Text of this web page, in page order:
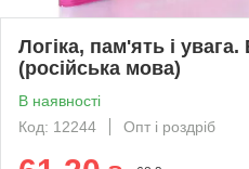
Логіка, пам'ять і
(російська мова)
В наявності
Код: 12244
Опт і роздріб